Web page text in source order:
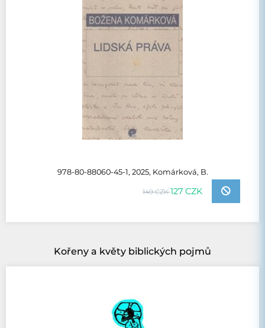
978-80-88060-45-1, 2025, Komárková, B.
149 CZK127 CZK
Kořeny a květy biblických pojmů